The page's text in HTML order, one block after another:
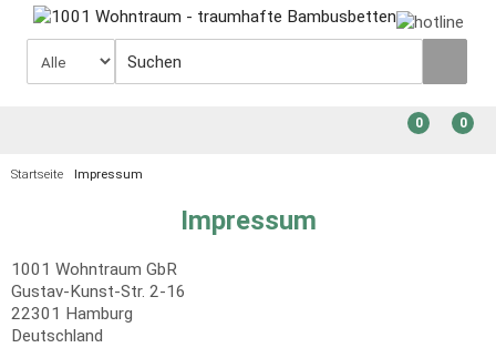
0
0
Startseite Impressum
Impressum
1001 Wohntraum GbR
Gustav-Kunst-Str. 2-16
22301 Hamburg
Deutschland